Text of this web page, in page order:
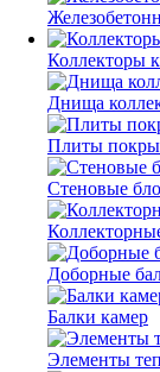
Коллекторы
Днища
Плиты
Стеновые
Доборные
Балки камер
Элементы